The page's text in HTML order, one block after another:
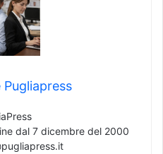
Pugliapress
dal 7 dicembre del 2000